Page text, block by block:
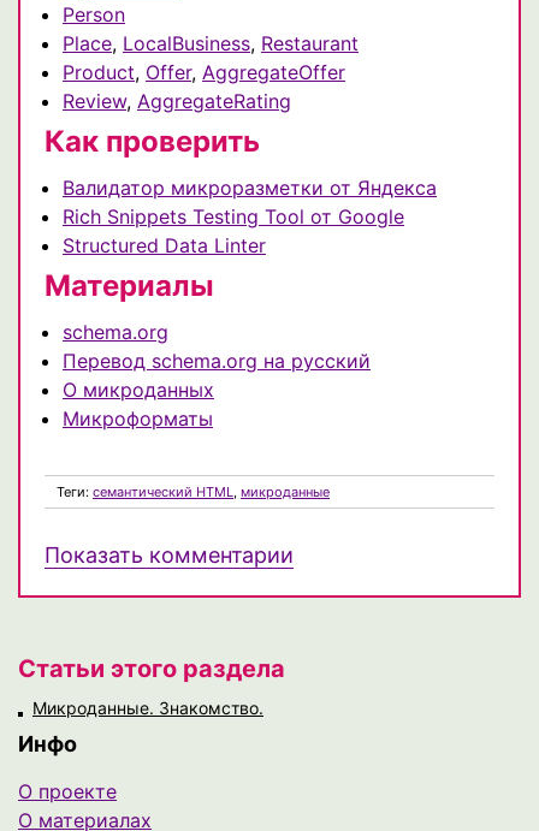
Person
Place, LocalBusiness, Restaurant
Product, Offer, AggregateOffer
Review, AggregateRating
Как проверить
Валидатор микроразметки от Яндекса
Rich Snippets Testing Tool от Google
Structured Data Linter
Материалы
schema.org
Перевод schema.org на русский
О микроданных
Микроформаты
Теги: семантический HTML, микроданные
Показать комментарии
Статьи этого раздела
Микроданные. Знакомство.
Инфо
О проекте
О материалах